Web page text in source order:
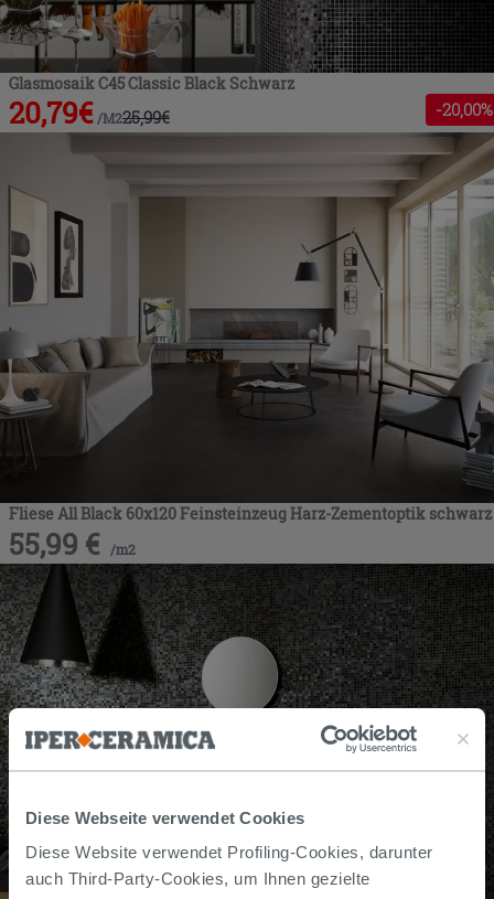
Diese Webseite verwendet Cookies
Diese Website verwendet Profiling-Cookies, darunter
auch Third-Party-Cookies, um Ihnen gezielte
Glasmosaik C45 Classic Black Schwarz
20,79€ /M225,99€ -20,00%
Fliese All Black 60x120 Feinsteinzeug Harz-Zementoptik schwarz
55,99 € /m2